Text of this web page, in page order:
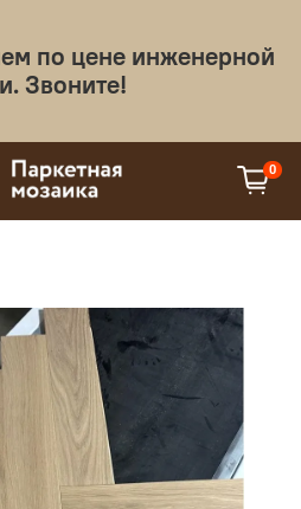
по цене инженерной
Звоните!
0